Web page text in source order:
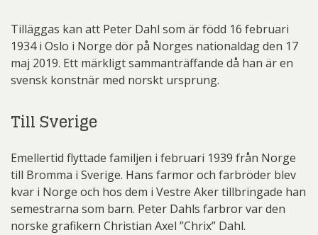
Tilläggas kan att Peter Dahl som är född 16 februari
1934 i Oslo i Norge dör på Norges nationaldag den 17
maj 2019. Ett märkligt sammanträffande då han är en
svensk konstnär med norskt ursprung.
Till Sverige
Emellertid flyttade familjen i februari 1939 från Norge
till Bromma i Sverige. Hans farmor och farbröder blev
kvar i Norge och hos dem i Vestre Aker tillbringade han
semestrarna som barn. Peter Dahls farbror var den
norske grafikern Christian Axel ”Chrix” Dahl.